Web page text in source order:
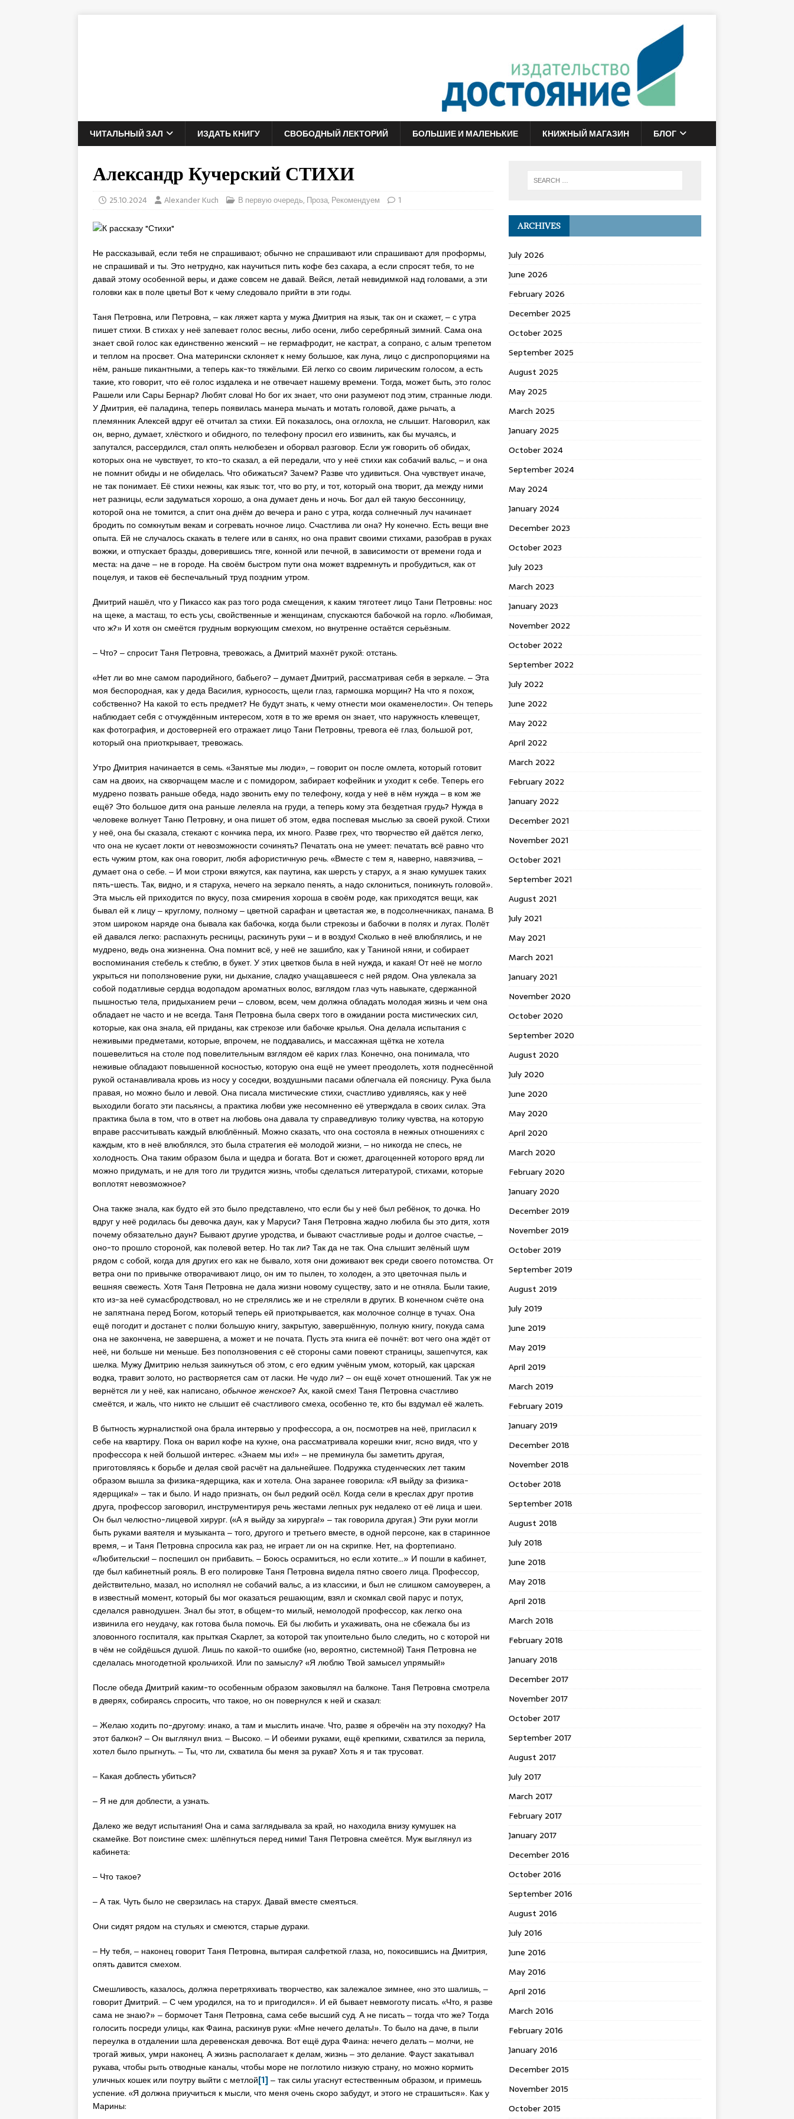
ЧИТАЛЬНЫЙ ЗАЛ ИЗДАТЬ КНИГУ СВОБОДНЫЙ ЛЕКТОРИЙ БОЛЬШИЕ И МАЛЕНЬКИЕ КНИЖНЫЙ МАГАЗИН БЛОГ
Александр Кучерский СТИХИ
25.10.2024 Alexander Kuch В первую очередь, Проза, Рекомендуем 1
Не рассказывай, если тебя не спрашивают; обычно не спрашивают или спрашивают для проформы,
не спрашивай и ты. Это нетрудно, как научиться пить кофе без сахара, а если спросят тебя, то не
давай этому особенной веры, и даже совсем не давай. Вейся, летай невидимкой над головами, а эти
головки как в поле цветы! Вот к чему следовало прийти в эти годы.
Таня Петровна, или Петровна, ‒ как ляжет карта у мужа Дмитрия на язык, так он и скажет, ‒ с утра
пишет стихи. В стихах у неё запевает голос весны, либо осени, либо серебряный зимний. Сама она
знает свой голос как единственно женский ‒ не гермафродит, не кастрат, а сопрано, с алым трепетом
и теплом на просвет. Она матерински склоняет к нему большое, как луна, лицо с диспропорциями на
нём, раньше пикантными, а теперь как-то тяжёлыми. Ей легко со своим лирическим голосом, а есть
такие, кто говорит, что её голос издалека и не отвечает нашему времени. Тогда, может быть, это голос
Рашели или Сары Бернар? Любят слова! Но бог их знает, что они разумеют под этим, странные люди.
У Дмитрия, её паладина, теперь появилась манера мычать и мотать головой, даже рычать, а
племянник Алексей вдруг её отчитал за стихи. Ей показалось, она оглохла, не слышит. Наговорил, как
он, верно, думает, хлёсткого и обидного, по телефону просил его извинить, как бы мучаясь, и
запутался, рассердился, стал опять нелюбезен и оборвал разговор. Если уж говорить об обидах,
которых она не чувствует, то кто-то сказал, а ей передали, что у неё стихи как собачий вальс, ‒ и она
не помнит обиды и не обиделась. Что обижаться? Зачем? Разве что удивиться. Она чувствует иначе,
не так понимает. Её стихи нежны, как язык: тот, что во рту, и тот, который она творит, да между ними
нет разницы, если задуматься хорошо, а она думает день и ночь. Бог дал ей такую бессонницу,
которой она не томится, а спит она днём до вечера и рано с утра, когда солнечный луч начинает
бродить по сомкнутым векам и согревать ночное лицо. Счастлива ли она? Ну конечно. Есть вещи вне
опыта. Ей не случалось скакать в телеге или в санях, но она правит своими стихами, разобрав в руках
вожжи, и отпускает бразды, доверившись тяге, конной или печной, в зависимости от времени года и
места: на даче ‒ не в городе. На своём быстром пути она может вздремнуть и пробудиться, как от
поцелуя, и таков её беспечальный труд поздним утром.
Дмитрий нашёл, что у Пикассо как раз того рода смещения, к каким тяготеет лицо Тани Петровны: нос
на щеке, а масташ, то есть усы, свойственные и женщинам, спускаются бабочкой на горло. «Любимая,
что ж?» И хотя он смеётся грудным воркующим смехом, но внутренне остаётся серьёзным.
‒ Что? ‒ спросит Таня Петровна, тревожась, а Дмитрий махнёт рукой: отстань.
«Нет ли во мне самом пародийного, бабьего? ‒ думает Дмитрий, рассматривая себя в зеркале. ‒ Эта
моя беспородная, как у деда Василия, курносость, щели глаз, гармошка морщин? На что я похож,
собственно? На какой то есть предмет? Не будут знать, к чему отнести мои окаменелости». Он теперь
наблюдает себя с отчуждённым интересом, хотя в то же время он знает, что наружность клевещет,
как фотография, и достоверней его отражает лицо Тани Петровны, тревога её глаз, большой рот,
который она приоткрывает, тревожась.
Утро Дмитрия начинается в семь. «Занятые мы люди», ‒ говорит он после омлета, который готовит
сам на двоих, на скворчащем масле и с помидором, забирает кофейник и уходит к себе. Теперь его
мудрено позвать раньше обеда, надо звонить ему по телефону, когда у неё в нём нужда ‒ в ком же
ещё? Это большое дитя она раньше лелеяла на груди, а теперь кому эта бездетная грудь? Нужда в
человеке волнует Таню Петровну, и она пишет об этом, едва поспевая мыслью за своей рукой. Стихи
у неё, она бы сказала, стекают с кончика пера, их много. Разве грех, что творчество ей даётся легко,
что она не кусает локти от невозможности сочинять? Печатать она не умеет: печатать всё равно что
есть чужим ртом, как она говорит, любя афористичную речь. «Вместе с тем я, наверно, навязчива, ‒
думает она о себе. ‒ И мои строки вяжутся, как паутина, как шерсть у старух, а я знаю кумушек таких
пять-шесть. Так, видно, и я старуха, нечего на зеркало пенять, а надо склониться, поникнуть головой».
Эта мысль ей приходится по вкусу, поза смирения хороша в своём роде, как приходятся вещи, как
бывал ей к лицу ‒ круглому, полному ‒ цветной сарафан и цветастая же, в подсолнечниках, панама. В
этом широком наряде она бывала как бабочка, когда были стрекозы и бабочки в полях и лугах. Полёт
ей давался легко: распахнуть ресницы, раскинуть руки ‒ и в воздух! Сколько в неё влюблялись, и не
мудрено, ведь она жизненна. Она помнит всё, у неё не зашибло, как у Таниной няни, и собирает
воспоминания стебель к стеблю, в букет. У этих цветков была в ней нужда, и какая! От неё не могло
укрыться ни поползновение руки, ни дыхание, сладко учащавшееся с ней рядом. Она увлекала за
собой податливые сердца водопадом ароматных волос, взглядом глаз чуть навыкате, сдержанной
пышностью тела, придыханием речи ‒ словом, всем, чем должна обладать молодая жизнь и чем она
обладает не часто и не всегда. Таня Петровна была сверх того в ожидании роста мистических сил,
которые, как она знала, ей приданы, как стрекозе или бабочке крылья. Она делала испытания с
неживыми предметами, которые, впрочем, не поддавались, и массажная щётка не хотела
пошевелиться на столе под повелительным взглядом её карих глаз. Конечно, она понимала, что
неживые обладают повышенной косностью, которую она ещё не умеет преодолеть, хотя поднесённой
рукой останавливала кровь из носу у соседки, воздушными пасами облегчала ей поясницу. Рука была
правая, но можно было и левой. Она писала мистические стихи, счастливо удивляясь, как у неё
выходили богато эти пасьянсы, а практика любви уже несомненно её утверждала в своих силах. Эта
практика была в том, что в ответ на любовь она давала ту справедливую толику чувства, на которую
вправе рассчитывать каждый влюблённый. Можно сказать, что она состояла в нежных отношениях с
каждым, кто в неё влюблялся, это была стратегия её молодой жизни, ‒ но никогда не спесь, не
холодность. Она таким образом была и щедра и богата. Вот и сюжет, драгоценней которого вряд ли
можно придумать, и не для того ли трудится жизнь, чтобы сделаться литературой, стихами, которые
воплотят невозможное?
Она также знала, как будто ей это было представлено, что если бы у неё был ребёнок, то дочка. Но
вдруг у неё родилась бы девочка даун, как у Маруси? Таня Петровна жадно любила бы это дитя, хотя
почему обязательно даун? Бывают другие уродства, и бывают счастливые роды и долгое счастье, ‒
оно-то прошло стороной, как полевой ветер. Но так ли? Так да не так. Она слышит зелёный шум
рядом с собой, когда для других его как не бывало, хотя они доживают век среди своего потомства. От
ветра они по привычке отворачивают лицо, он им то пылен, то холоден, а это цветочная пыль и
вешняя свежесть. Хотя Таня Петровна не дала жизни новому существу, зато и не отняла. Были такие,
кто из-за неё сумасбродствовал, но не стрелялись же и не стреляли в других. В конечном счёте она
не запятнана перед Богом, который теперь ей приоткрывается, как молочное солнце в тучах. Она
ещё погодит и достанет с полки большую книгу, закрытую, завершённую, полную книгу, покуда сама
она не закончена, не завершена, а может и не почата. Пусть эта книга её почнёт: вот чего она ждёт от
неё, ни больше ни меньше. Без поползновения с её стороны сами повеют страницы, зашепчутся, как
шелка. Мужу Дмитрию нельзя заикнуться об этом, с его едким учёным умом, который, как царская
водка, травит золото, но растворяется сам от ласки. Не чудо ли? ‒ он ещё хочет отношений. Так уж не
вернётся ли у неё, как написано,обычное женское? Ах, какой смех! Таня Петровна счастливо
смеётся, и жаль, что никто не слышит её счастливого смеха, особенно те, кто бы вздумал её жалеть.
В бытность журналисткой она брала интервью у профессора, а он, посмотрев на неё, пригласил к
себе на квартиру. Пока он варил кофе на кухне, она рассматривала корешки книг, ясно видя, что у
профессора к ней большой интерес. «Знаем мы их!» ‒ не преминула бы заметить другая,
приготовляясь к борьбе и делая свой расчёт на дальнейшее. Подружка студенческих лет таким
образом вышла за физика-ядерщика, как и хотела. Она заранее говорила: «Я выйду за физика-
ядерщика!» ‒ так и было. И надо признать, он был редкий осёл. Когда сели в креслах друг против
друга, профессор заговорил, инструментируя речь жестами лепных рук недалеко от её лица и шеи.
Он был челюстно-лицевой хирург. («А я выйду за хирурга!» ‒ так говорила другая.) Эти руки могли
быть руками ваятеля и музыканта ‒ того, другого и третьего вместе, в одной персоне, как в старинное
время, ‒ и Таня Петровна спросила как раз, не играет ли он на скрипке. Нет, на фортепиано.
«Любительски! ‒ поспешил он прибавить. ‒ Боюсь осрамиться, но если хотите…» И пошли в кабинет,
где был кабинетный рояль. В его полировке Таня Петровна видела пятно своего лица. Профессор,
действительно, мазал, но исполнял не собачий вальс, а из классики, и был не слишком самоуверен, а
в известный момент, который бы мог оказаться решающим, взял и скомкал свой парус и потух,
сделался равнодушен. Знал бы этот, в общем-то милый, немолодой профессор, как легко она
извинила его неудачу, как готова была помочь. Ей бы любить и ухаживать, она не сбежала бы из
зловонного госпиталя, как прыткая Скарлет, за которой так упоительно было следить, но с которой ни
в чём не сойдёшься душой. Лишь по какой-то ошибке (но, вероятно, системной) Таня Петровна не
сделалась многодетной крольчихой. Или по замыслу? «Я люблю Твой замысел упрямый!»
После обеда Дмитрий каким-то особенным образом заковылял на балконе. Таня Петровна смотрела
в дверях, собираясь спросить, что такое, но он повернулся к ней и сказал:
‒ Желаю ходить по-другому: инако, а там и мыслить иначе. Что, разве я обречён на эту походку? На
этот балкон? ‒ Он выглянул вниз. ‒ Высоко. ‒ И обеими руками, ещё крепкими, схватился за перила,
хотел было прыгнуть. ‒ Ты, что ли, схватила бы меня за рукав? Хоть я и так трусоват.
‒ Какая доблесть убиться?
‒ Я не для доблести, а узнать.
Далеко же ведут испытания! Она и сама заглядывала за край, но находила внизу кумушек на
скамейке. Вот поистине смех: шлёпнуться перед ними! Таня Петровна смеётся. Муж выглянул из
кабинета:
‒ Что такое?
‒ А так. Чуть было не сверзилась на старух. Давай вместе смеяться.
Они сидят рядом на стульях и смеются, старые дураки.
‒ Ну тебя, ‒ наконец говорит Таня Петровна, вытирая салфеткой глаза, но, покосившись на Дмитрия,
опять давится смехом.
Смешливость, казалось, должна перетряхивать творчество, как залежалое зимнее, «но это шалишь, ‒
говорит Дмитрий. ‒ С чем уродился, на то и пригодился». И ей бывает невмоготу писать. «Что, я разве
сама не знаю?» ‒ бормочет Таня Петровна, сама себе высший суд. А не писать ‒ тогда что же? Тогда
голосить посреди улицы, как Фаина, раскинув руки: «Мне нечего делать!». То было на даче, в пыли
переулка в отдалении шла деревенская девочка. Вот ещё дура Фаина: нечего делать ‒ молчи, не
трогай живых, умри наконец. А жизнь располагает к делам, жизнь ‒ это делание. Фауст закатывал
рукава, чтобы рыть отводные каналы, чтобы море не поглотило низкую страну, но можно кормить
уличных кошек или поутру выйти с метлой[1]‒ так силы угаснут естественным образом, и примешь
успение. «Я должна приучиться к мысли, что меня очень скоро забудут, и этого не страшиться». Как у
Марины:
ARCHIVES
July 2026
June 2026
February 2026
December 2025
October 2025
September 2025
August 2025
May 2025
March 2025
January 2025
October 2024
September 2024
May 2024
January 2024
December 2023
October 2023
July 2023
March 2023
January 2023
November 2022
October 2022
September 2022
July 2022
June 2022
May 2022
April 2022
March 2022
February 2022
January 2022
December 2021
November 2021
October 2021
September 2021
August 2021
July 2021
May 2021
March 2021
January 2021
November 2020
October 2020
September 2020
August 2020
July 2020
June 2020
May 2020
April 2020
March 2020
February 2020
January 2020
December 2019
November 2019
October 2019
September 2019
August 2019
July 2019
June 2019
May 2019
April 2019
March 2019
February 2019
January 2019
December 2018
November 2018
October 2018
September 2018
August 2018
July 2018
June 2018
May 2018
April 2018
March 2018
February 2018
January 2018
December 2017
November 2017
October 2017
September 2017
August 2017
July 2017
March 2017
February 2017
January 2017
December 2016
October 2016
September 2016
August 2016
July 2016
June 2016
May 2016
April 2016
March 2016
February 2016
January 2016
December 2015
November 2015
October 2015